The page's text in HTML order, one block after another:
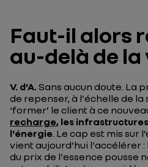
Faut-il alors
au-delà de la
V. d'A.Sans aucun doute. La
de repenser, à l'échelle de la
‘former’ le client à ce
recharge, les
l'énergie. Le cap est mis sur
vient aujourd'hui l'accélérer
du prix de l'essence pousse